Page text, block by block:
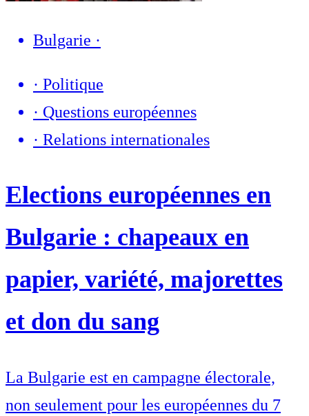
Bulgarie ·
· Politique
· Questions européennes
· Relations internationales
Elections européennes en
Bulgarie : chapeaux en
papier, variété, majorettes
et don du sang
La Bulgarie est en campagne électorale,
non seulement pour les européennes du 7